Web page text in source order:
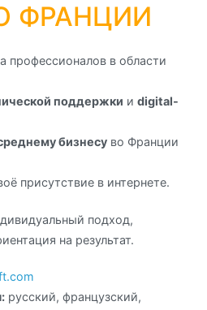
ФРАНЦИИ
профессионалов в области
поддержки и digital-
бизнесу во Франции
присутствие в интернете.
подход,
на результат.
русский, французский,